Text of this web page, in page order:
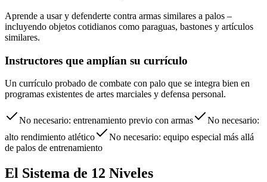
Aprende a usar y defenderte contra armas similares a palos –
incluyendo objetos cotidianos como paraguas, bastones y artículos
similares.
Instructores que amplían su currículo
Un currículo probado de combate con palo que se integra bien en
programas existentes de artes marciales y defensa personal.
No necesario: entrenamiento previo con armas
No necesario:
alto rendimiento atlético
No necesario: equipo especial más allá
de palos de entrenamiento
El Sistema de 12 Niveles